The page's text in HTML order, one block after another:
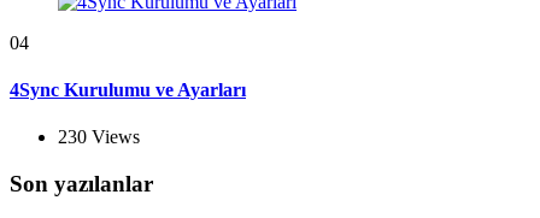
04
4Sync Kurulumu ve Ayarları
230 Views
Son yazılanlar